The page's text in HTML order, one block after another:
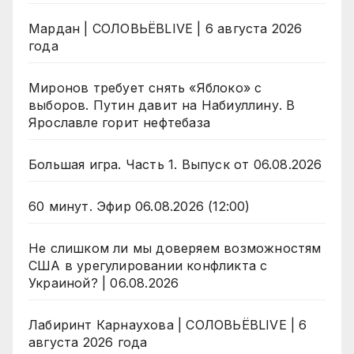
Мардан | СОЛОВЬЁВLIVE | 6 августа 2026
года
Миронов требует снять «Яблоко» с
выборов. Путин давит на Набиуллину. В
Ярославле горит нефтебаза
Большая игра. Часть 1. Выпуск от 06.08.2026
60 минут. Эфир 06.08.2026 (12:00)
Не слишком ли мы доверяем возможностям
США в урегулировании конфликта с
Украиной? | 06.08.2026
Лабиринт Карнаухова | СОЛОВЬЁВLIVE | 6
августа 2026 года